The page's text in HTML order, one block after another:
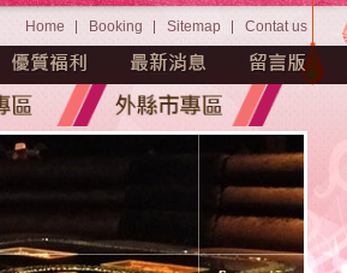
Home Booking Sitemap Contat us